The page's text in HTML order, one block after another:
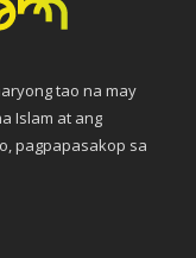
tao na may
Islam at ang
pagpapasakop sa